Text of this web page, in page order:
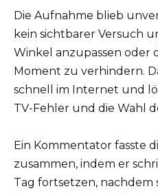
Die Aufnahme blieb
kein sichtbarer Versuch
Winkel anzupassen oder
Moment zu verhindern.
schnell im Internet und
TV-Fehler und die Wahl
Ein Kommentator fasste
zusammen, indem er
Tag fortsetzen, nachdem